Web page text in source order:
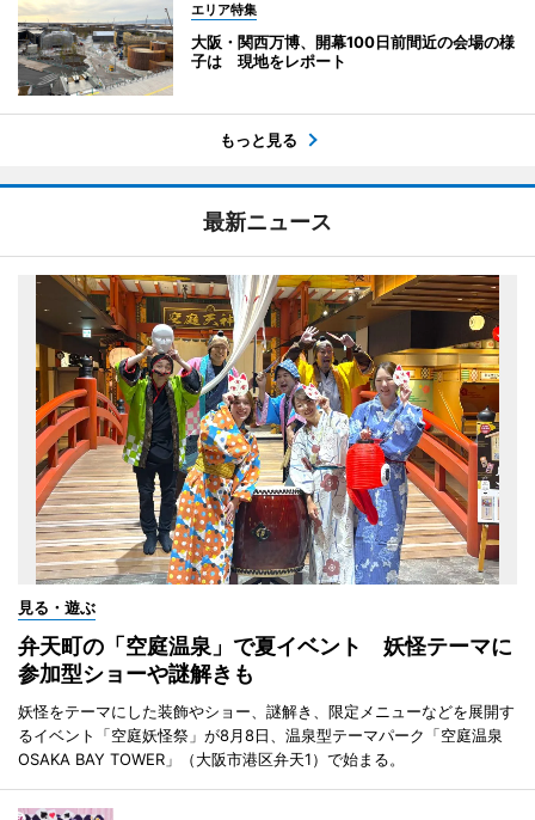
エリア特集
大阪・関西万博、開幕100日前間近の会場の様
子は 現地をレポート
もっと見る
最新ニュース
見る・遊ぶ
弁天町の「空庭温泉」で夏イベント 妖怪テーマに
参加型ショーや謎解きも
妖怪をテーマにした装飾やショー、謎解き、限定メニューなどを展開す
るイベント「空庭妖怪祭」が8月8日、温泉型テーマパーク「空庭温泉
OSAKA BAY TOWER」（大阪市港区弁天1）で始まる。